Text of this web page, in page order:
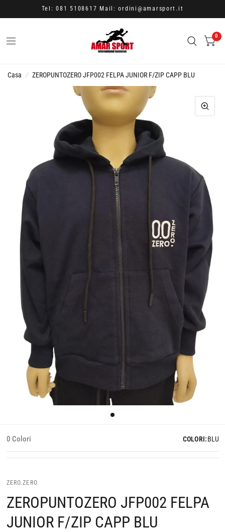
Tel: 081 5108617 Mail: ordini@amarsport.it
0
Casa / ZEROPUNTOZERO JFP002 FELPA JUNIOR F/ZIP CAPP BLU
0 Colori COLORI:BLU
ZERO.ZERO
ZEROPUNTOZERO JFP002 FELPA
JUNIOR F/ZIP CAPP BLU